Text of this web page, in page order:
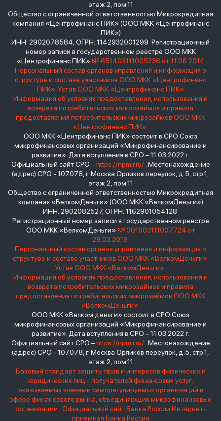
этаж 2, пом.11
Общество с ограниченной ответственностью Микрокредитная
компания «Центрофинанс ПИК» (ООО МКК «Центрофинанс
ПИК»)
ИНН: 2902078584, ОГРН: 1142932001299 Регистрационный
номер записи в государственном реестре ООО МКК
«Центрофинанс ПИК» № 651403111005236 от 11.06.2014
Персональный состав органов управления и информация о
структуре и составе участников ООО МКК «Центрофинанс
ПИК» Устав ООО МКК «Центрофинанс ПИК»
Информация об условиях предоставления, использования и
возврата потребительских микрозаймов и правила
предоставления потребительских микрозаймов ООО МКК
«Центрофинанс ПИК»
ООО МКК «Центрофинанс ПИК» состоит в СРО Союз
микрофинансовых организаций «Микрофинансирование и
развитие». Дата вступления в СРО – 11.03.2022 г.
Официальный сайт СРО –https://npmir.ru/. Местонахождение
(адрес) СРО - 107078, г. Москва Орликов переулок, д.5, стр.1,
этаж 2, пом.11
Общество с ограниченной ответственностью Микрокредитная
компания «ВелкомДеньги» (ООО МКК «ВелкомДеньги»)
ИНН: 2902082527, ОГРН: 1162901054128
Регистрационный номер записи в государственном реестре
ООО МКК «ВелкомДеньги» № 001603111007724 от
28.03.2016
Персональный состав органов управления и информация о
структуре и составе участников ООО МКК «ВелкомДеньги»
Устав ООО МКК «ВелкомДеньги»
Информация об условиях предоставления, использования и
возврата потребительских микрозаймов и правила
предоставления потребительских микрозаймов ООО МКК
«ВелкомДеньги»
ООО МКК «Велком деньги» состоит в СРО Союз
микрофинансовых организаций «Микрофинансирование и
развитие». Дата вступления в СРО – 11.03.2022 г.
Официальный сайт СРО –https://npmir.ru/. Местонахождение
(адрес) СРО - 107078, г. Москва Орликов переулок, д.5, стр.1,
этаж 2, пом.11
Базовый стандарт защиты прав и интересов физических и
юридических лиц - получателей финансовых услуг,
оказываемых членами саморегулируемых организаций в
сфере финансового рынка, объединяющих микрофинансовые
организации
Официальный сайт Банка России Интернет-
приемная Банка России